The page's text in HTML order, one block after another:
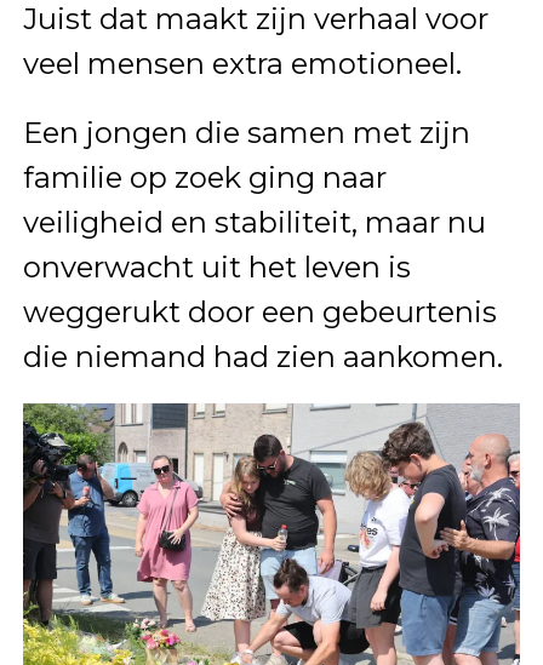
Juist dat maakt zijn verhaal voor
veel mensen extra emotioneel.
Een jongen die samen met zijn
familie op zoek ging naar
veiligheid en stabiliteit, maar nu
onverwacht uit het leven is
weggerukt door een gebeurtenis
die niemand had zien aankomen.